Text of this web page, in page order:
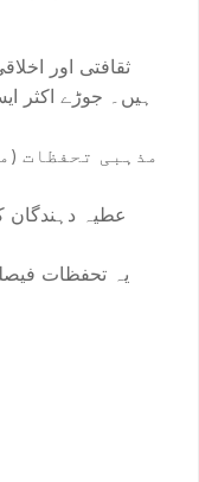
ثقافتی اور
ہیں۔ جوڑے اکثر
یہ تحفظات